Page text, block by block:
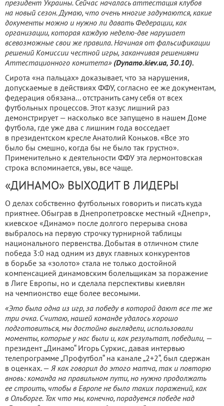
президент Украины. Сейчас началась аттестация клубов
на новый сезон. Думаю, что очень многие задумаются, какие
документы можно и нужно ли давать Федерации, как
организации, которая каждую неделю-две нарушает
всевозможные свои же правила. Начиная от фальсификации
решений Комиссии честной игры, заканчивая решениями
Аттестационного комитета» (Dynamo.kiev.ua, 30.10).
Сирота «на пальцах» доказывает, что за нарушения,
допускаемые в действиях ФФУ, согласно ее же документам,
федерация обязана... отстранить саму себя от всех
футбольных процессов. Этот казус лишний раз
демонстрирует — насколько все запущено в нашем Доме
футбола, где уже два с лишним года восседает
в президентском кресле Анатолий Коньков. «Все это
было бы смешно, когда бы не было так грустно».
Применительно к деятельности ФФУ эта лермонтовская
строка вспоминается, увы, все чаще.
«ДИНАМО» ВЫХОДИТ В ЛИДЕРЫ
О делах собственно футбольных говорить и писать куда
приятнее. Обыграв в Днепропетровске местный «Днепр»,
киевское «Динамо» после долгого перерыва снова
выбралось на первую строчку турнирной таблицы
национального первенства. Добытая в отличном стиле
победа 3:0 над одним из двух главных конкурентов
в борьбе за «золото» стала не только достойной
компенсацией динамовским болельщикам за поражение
в Лиге Европы, но и сделала перспективы киевлян
на чемпионство еще более весомыми.
«Это была одна из игр, за победу в которой дают все те же
три очка. Считаю, нашей команде удалось хорошо
подготовиться, мы достойно выглядели, использовали
моменты, которые у нас были и, как результат, победили, —
президент „Динамо“ Игорь Суркис, давая интервью
телепрограмме „Профутбол“ на канале „2+2“, был сдержан
в оценках. — Я как говорил до этого матча, так и повторю
вновь: команда на правильном пути, но нужно продолжать
ее строить, чтобы в Европе не было таких поражений, как
в Ольборге. Так что мы, конечно, порадуемся победе над